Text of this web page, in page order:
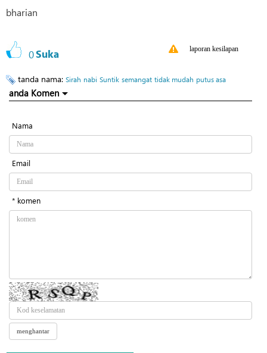
bharian
0Suka laporan kesilapan
tanda nama: Sirah nabi Suntik semangat tidak mudah putus asa
anda Komen
Nama
Email
* komen